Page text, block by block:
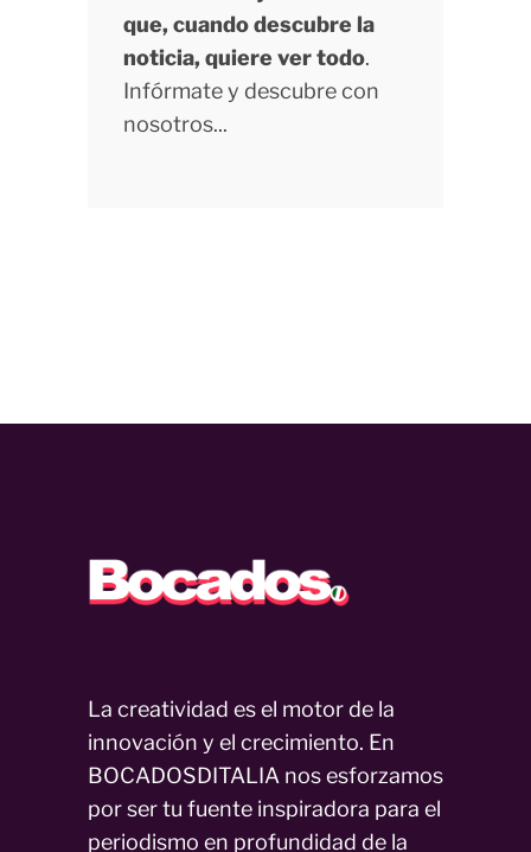
que, cuando descubre la
noticia, quiere ver todo.
Infórmate y descubre con
nosotros...
La creatividad es el motor de la
innovación y el crecimiento. En
BOCADOSDITALIA nos esforzamos
por ser tu fuente inspiradora para el
periodismo en profundidad de la